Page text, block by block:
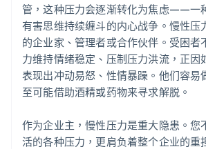
管，这种压力会逐渐转化为焦虑——一
有害思维持续缠斗的内心战争。慢性压
的企业家、管理者或合作伙伴。受困者
力维持情绪稳定、压制压力洪流，正因
表现出冲动易怒、性情暴躁。他们容易
至可能借助酒精或药物来寻求解脱。
作为企业主，慢性压力是重大隐患。您
活的各种压力，更肩负着整个企业的重